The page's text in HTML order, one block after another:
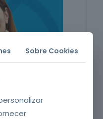
Sobre Cookies